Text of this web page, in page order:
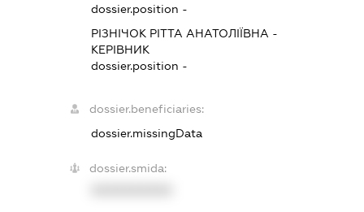
dossier.position -
РІЗНІЧОК РІТТА АНАТОЛІЇВНА -
КЕРІВНИК
dossier.position -
dossier.beneficiaries:
dossier.missingData
dossier.smida: